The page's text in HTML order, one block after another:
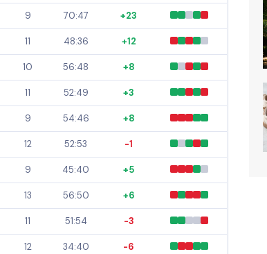
9 70:47 +23
11 48:36 +12
10 56:48 +8
11 52:49 +3
9 54:46 +8
12 52:53 -1
9 45:40 +5
13 56:50 +6
11 51:54 -3
12 34:40 -6